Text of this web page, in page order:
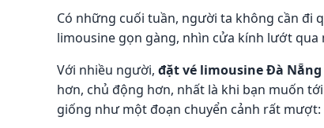
Có những cuối tuần, người ta không cần đi
limousine gọn gàng, nhìn cửa kính lướt
Với nhiều người, đặt vé limousine Đà
hơn, chủ động hơn, nhất là khi bạn muốn
giống như một đoạn chuyển cảnh rất